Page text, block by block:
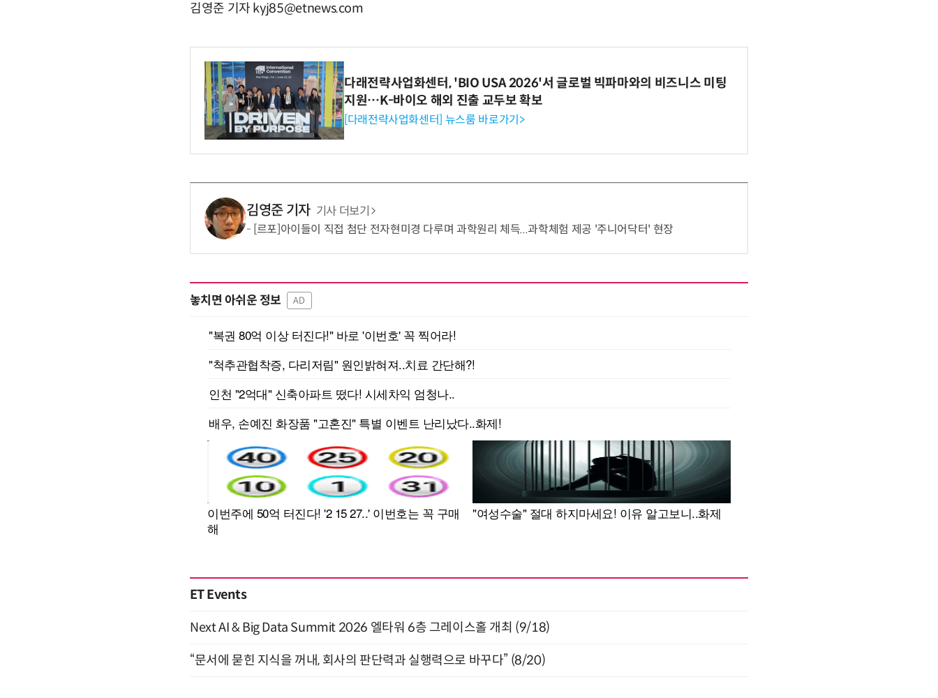
김영준 기자 kyj85@etnews.com
다래전략사업화센터, 'BIO USA 2026'서 글로벌 빅파마와의 비즈니스 미팅
지원…K-바이오 해외 진출 교두보 확보
[다래전략사업화센터] 뉴스룸 바로가기>
김영준 기자 기사 더보기
[르포]아이들이 직접 첨단 전자현미경 다루며 과학원리 체득...과학체험 제공 '주니어닥터' 현장
놓치면 아쉬운 정보 AD
ET Events
Next AI & Big Data Summit 2026 엘타워 6층 그레이스홀 개최 (9/18)
“문서에 묻힌 지식을 꺼내, 회사의 판단력과 실행력으로 바꾸다” (8/20)